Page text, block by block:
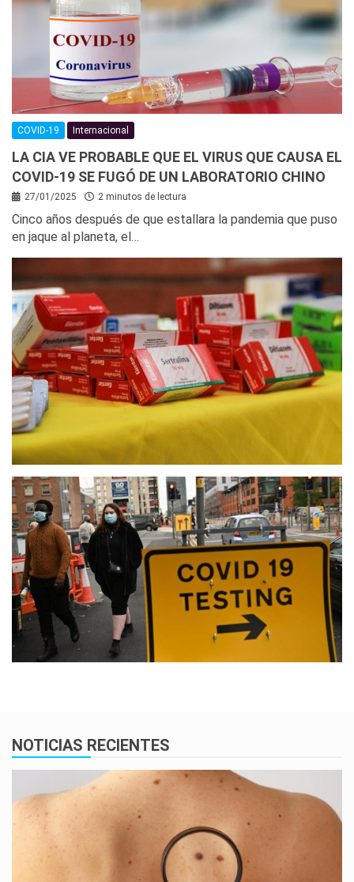
COVID-19 Internacional
LA CIA VE PROBABLE QUE EL VIRUS QUE CAUSA EL
COVID-19 SE FUGÓ DE UN LABORATORIO CHINO
27/01/2025 2 minutos de lectura
Cinco años después de que estallara la pandemia que puso
en jaque al planeta, el…
NOTICIAS RECIENTES